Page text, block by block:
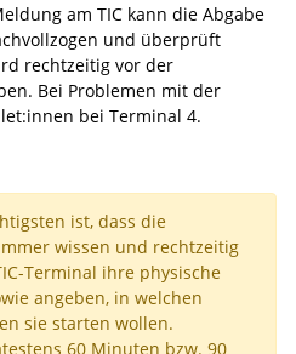
am TIC kann die Abgabe
und überprüft
rechtzeitig vor der
Bei Problemen mit der
bei Terminal 4.
ist, dass die
wissen und rechtzeitig
Terminal ihre physische
angeben, in welchen
sie starten wollen.
60 Minuten bzw. 90